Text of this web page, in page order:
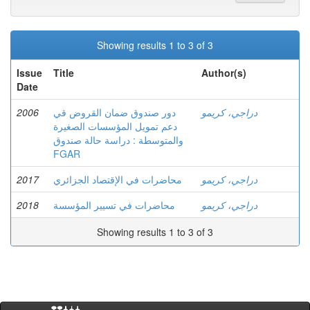
Showing results 1 to 3 of 3
Issue
Date
Title Author(s)
2006
دور صندوق ضمان القروض قي
دعم تمويل المؤسسات الصغيرة
والمتوسطة : دراسة حالة صندوق
FGAR
دراجي، كريمو
2017 محاضرات في الإقتصاد الجزائري
دراجي، كريمو
2018
محاضرات في تسيير المؤسسة
دراجي، كريمو
Showing results 1 to 3 of 3